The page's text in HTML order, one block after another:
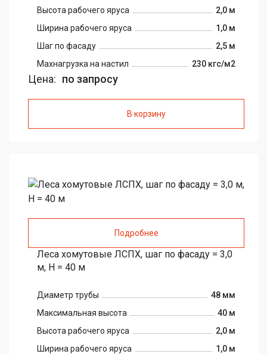
Высота рабочего яруса
2,0 м
Ширина рабочего яруса
1,0 м
Шаг по фасаду
2,5 м
Maxнагрузка на настил
230 кгс/м2
Цена: по запросу
В корзину
Подробнее
Леса хомутовые ЛСПХ, шаг по фасаду = 3,0
м, H = 40 м
Диаметр трубы
48 мм
Максимальная высота
40 м
Высота рабочего яруса
2,0 м
Ширина рабочего яруса
1,0 м